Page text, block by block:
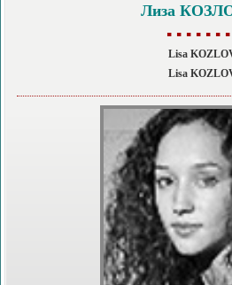
Лиза
▪ ▪ ▪ ▪ ▪ ▪ ▪
Lisa
Lisa